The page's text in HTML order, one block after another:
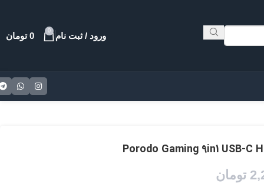
ورود / ثبت نام 0
0 تومان
تومان